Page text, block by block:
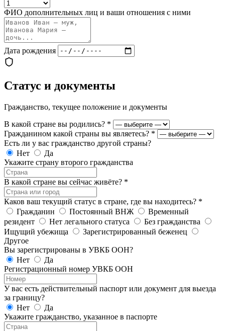
ФИО дополнительных лиц и ваши отношения с ними
Дата рождения
Статус и документы
Гражданство, текущее положение и документы
В какой стране вы родились? *
Гражданином какой страны вы являетесь? *
Есть ли у вас гражданство другой страны?
Нет
Да
Укажите страну второго гражданства
В какой стране вы сейчас живёте? *
Каков ваш текущий статус в стране, где вы находитесь? *
Гражданин
Постоянный ВНЖ
Временный
резидент
Нет легального статуса
Без гражданства
Ищущий убежища
Зарегистрированный беженец
Другое
Вы зарегистрированы в УВКБ ООН?
Нет
Да
Регистрационный номер УВКБ ООН
У вас есть действительный паспорт или документ для выезда
за границу?
Нет
Да
Укажите гражданство, указанное в паспорте